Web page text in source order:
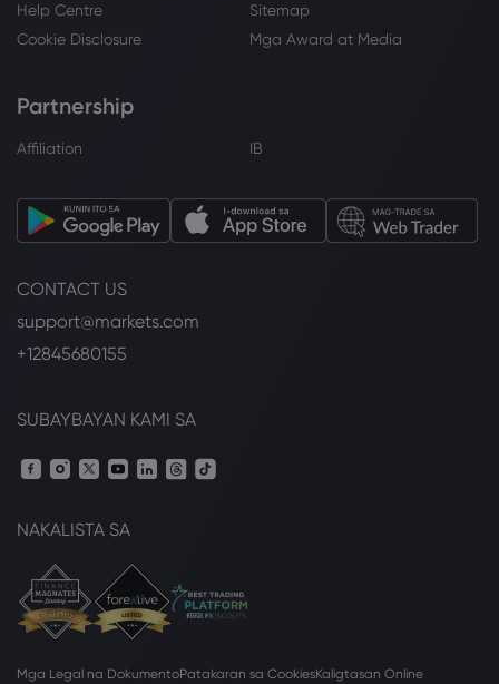
Help Centre
Sitemap
Cookie Disclosure
Mga Award at Media
Partnership
Affiliation IB
CONTACT US
support@markets.com
+12845680155
SUBAYBAYAN KAMI SA
NAKALISTA SA
Mga Legal na DokumentoPatakaran sa CookiesKaligtasan Online